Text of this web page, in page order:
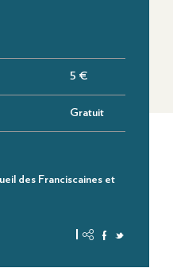
5 €
Gratuit
des Franciscaines et